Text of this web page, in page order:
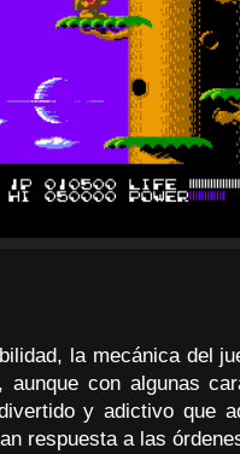
la mecánica del
aunque con algunas
y adictivo que
respuesta a las